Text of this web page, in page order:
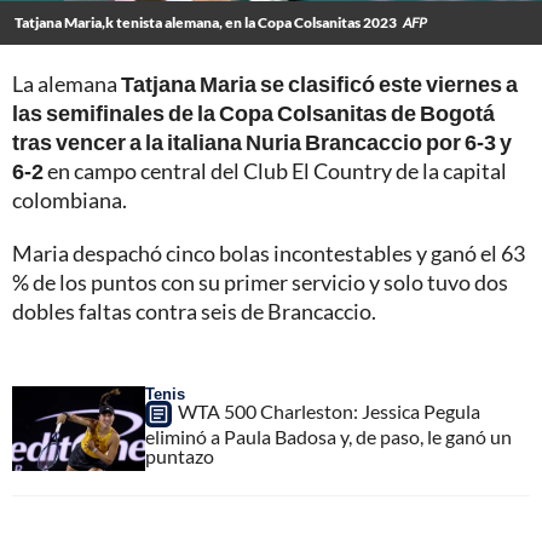
Tatjana Maria,k tenista alemana, en la Copa Colsanitas 2023 AFP
La alemanaTatjana Maria se clasificó este viernes a
las semifinales de la Copa Colsanitas de Bogotá
tras vencer a la italiana Nuria Brancaccio por 6-3 y
6-2en campo central del Club El Country de la capital
colombiana.
Maria despachó cinco bolas incontestables y ganó el 63
% de los puntos con su primer servicio y solo tuvo dos
dobles faltas contra seis de Brancaccio.
Tenis
WTA 500 Charleston: Jessica Pegula
eliminó a Paula Badosa y, de paso, le ganó un
puntazo